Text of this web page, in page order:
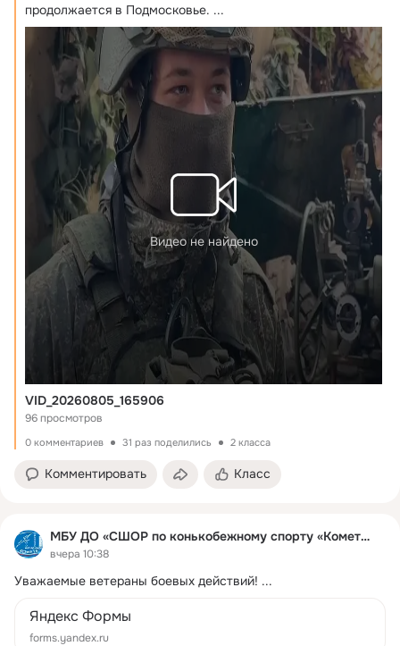
продолжается в Подмосковье. ...
Видео не найдено
VID_20260805_165906
96 просмотров
0 комментариев 31 раз поделились 2 класса
Комментировать Класс
МБУ ДО «СШОР по конькобежному спорту «Комета»
вчера 10:38
Уважаемые ветераны боевых действий! ...
Яндекс Формы
forms.yandex.ru